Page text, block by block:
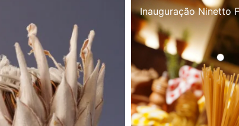
Inauguração Illa Café